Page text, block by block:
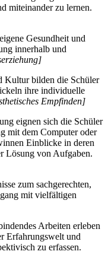
miteinander zu lernen.
Gesundheit und
innerhalb und
Kultur bilden die Schüler
ihre individuelle
Empfinden]
eignen sich die Schüler
mit dem Computer oder
Einblicke in deren
Lösung von Aufgaben.
zum sachgerechten,
mit vielfältigen
Arbeiten erleben
Erfahrungswelt und
zu erfassen.